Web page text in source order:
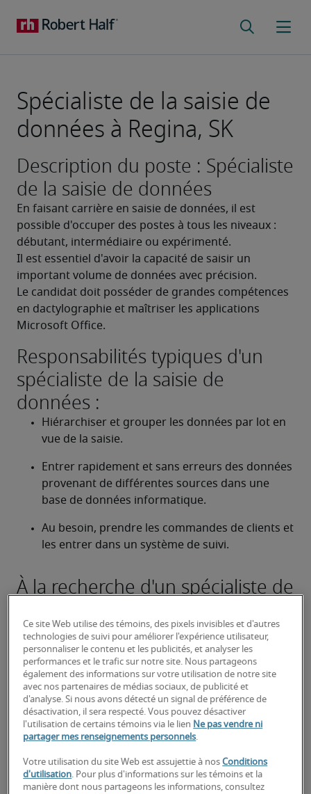
Spécialiste de la saisie de
données à Regina, SK
Description du poste : Spécialiste
de la saisie de données
En faisant carrière en saisie de données, il est
possible d'occuper des postes à tous les niveaux :
débutant, intermédiaire ou expérimenté.
Il est essentiel d'avoir la capacité de saisir un
important volume de données avec précision.
Le candidat doit posséder de grandes compétences
en dactylographie et maîtriser les applications
Microsoft Office.
Responsabilités typiques d'un
spécialiste de la saisie de
données :
Hiérarchiser et grouper les données par lot en
vue de la saisie.
Entrer rapidement et sans erreurs des données
provenant de différentes sources dans une
base de données informatique.
Au besoin, prendre les commandes de clients et
les entrer dans un système de suivi.
À la recherche d'un spécialiste de
poste de spécialiste de la saisie
de données?
Téléchargez votre CV ou faites une demande de
talents et un de nos recruteurs spécialisés vous
contactera sous peu.
Robert Half peut vous aider à combler vos besoins
de recrutement pour des postes de
saisie de données.
Ce site Web utilise des témoins, des pixels invisibles et d'autres
technologies de suivi pour améliorer l'expérience utilisateur,
personnaliser le contenu et les publicités, et analyser les
performances et le trafic sur notre site. Nous partageons
également des informations sur votre utilisation de notre site
avec nos partenaires de médias sociaux, de publicité et
d'analyse. Si nous avons détecté un signal de préférence de
désactivation, il sera respecté. Vous pouvez désactiver
l'utilisation de certains témoins via le lien Ne pas vendre ni
partager mes renseignements personnels.
Votre utilisation du site Web est assujettie à nosConditions
d'utilisation. Pour plus d'informations sur les témoins et la
manière dont nous partageons les informations, consultez